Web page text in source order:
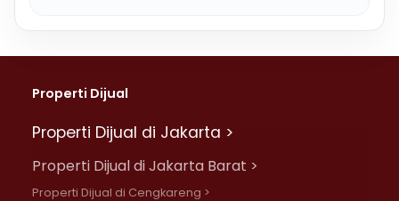
Properti Dijual
Properti Dijual di Jakarta >
Properti Dijual di Jakarta Barat >
Properti Dijual di Cengkareng >